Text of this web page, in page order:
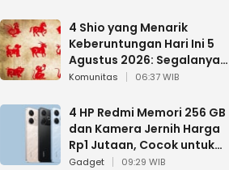
4 Shio yang Menarik
Keberuntungan Hari Ini 5
Agustus 2026: Segalanya
Berjalan Lancar
Komunitas 06:37 WIB
4 HP Redmi Memori 256 GB
dan Kamera Jernih Harga
Rp1 Jutaan, Cocok untuk
Multitasking
Gadget 09:29 WIB